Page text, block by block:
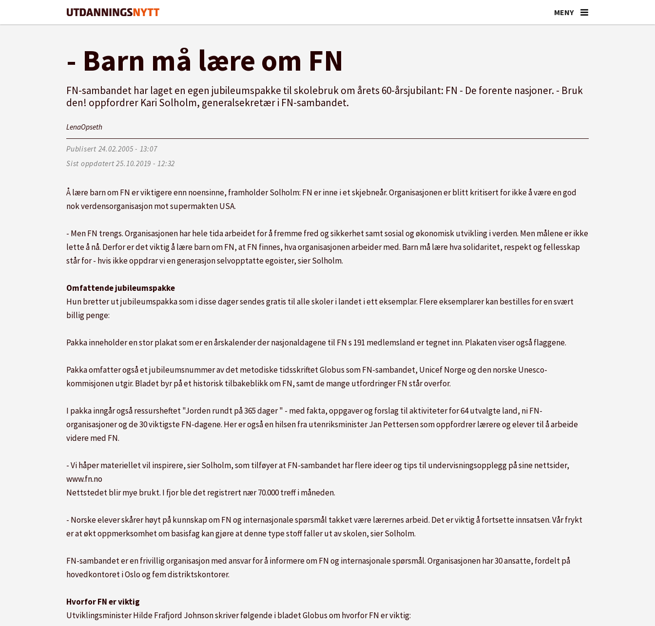
- Barn må lære om FN
FN-sambandet har laget en egen jubileumspakke til skolebruk om årets 60-årsjubilant: FN - De forente nasjoner. - Bruk
den! oppfordrer Kari Solholm, generalsekretær i FN-sambandet.
LenaOpseth
Publisert
24.02.2005 - 13:07
Sist oppdatert
25.10.2019 - 12:32
Å lære barn om FN er viktigere enn noensinne, framholder Solholm: FN er inne i et skjebneår. Organisasjonen er blitt kritisert for ikke å være en god
nok verdensorganisasjon mot supermakten USA.
- Men FN trengs. Organisasjonen har hele tida arbeidet for å fremme fred og sikkerhet samt sosial og økonomisk utvikling i verden. Men målene er ikke
lette å nå. Derfor er det viktig å lære barn om FN, at FN finnes, hva organisasjonen arbeider med. Barn må lære hva solidaritet, respekt og fellesskap
står for - hvis ikke oppdrar vi en generasjon selvopptatte egoister, sier Solholm.
Omfattende jubileumspakke
Hun bretter ut jubileumspakka som i disse dager sendes gratis til alle skoler i landet i ett eksemplar. Flere eksemplarer kan bestilles for en svært
billig penge:
Pakka inneholder en stor plakat som er en årskalender der nasjonaldagene til FN s 191 medlemsland er tegnet inn. Plakaten viser også flaggene.
Pakka omfatter også et jubileumsnummer av det metodiske tidsskriftet Globus som FN-sambandet, Unicef Norge og den norske Unesco-
kommisjonen utgir. Bladet byr på et historisk tilbakeblikk om FN, samt de mange utfordringer FN står overfor.
I pakka inngår også ressursheftet "Jorden rundt på 365 dager " - med fakta, oppgaver og forslag til aktiviteter for 64 utvalgte land, ni FN-
organisasjoner og de 30 viktigste FN-dagene. Her er også en hilsen fra utenriksminister Jan Pettersen som oppfordrer lærere og elever til å arbeide
videre med FN.
- Vi håper materiellet vil inspirere, sier Solholm, som tilføyer at FN-sambandet har flere ideer og tips til undervisningsopplegg på sine nettsider,
www.fn.no
Nettstedet blir mye brukt. I fjor ble det registrert nær 70.000 treff i måneden.
- Norske elever skårer høyt på kunnskap om FN og internasjonale spørsmål takket være lærernes arbeid. Det er viktig å fortsette innsatsen. Vår frykt
er at økt oppmerksomhet om basisfag kan gjøre at denne type stoff faller ut av skolen, sier Solholm.
FN-sambandet er en frivillig organisasjon med ansvar for å informere om FN og internasjonale spørsmål. Organisasjonen har 30 ansatte, fordelt på
hovedkontoret i Oslo og fem distriktskontorer.
Hvorfor FN er viktig
Utviklingsminister Hilde Frafjord Johnson skriver følgende i bladet Globus om hvorfor FN er viktig: